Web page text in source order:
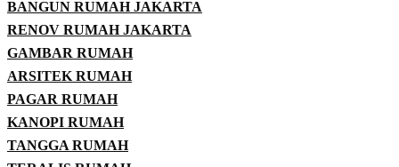
BANGUN RUMAH JAKARTA
RENOV RUMAH JAKARTA
GAMBAR RUMAH
ARSITEK RUMAH
PAGAR RUMAH
KANOPI RUMAH
TANGGA RUMAH